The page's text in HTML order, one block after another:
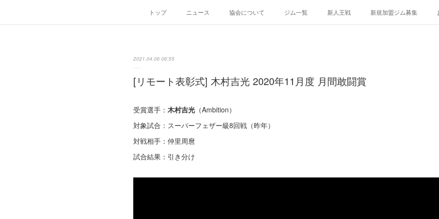
トップ ニュース 協会について ジム一覧 新人王戦 新規加盟ジム募集
2021.04.06 06:55
[リモート表彰式] 木村吉光 2020年11月度 月間敢闘賞
受賞選手： 木村吉光 （Ambition）
対象試合：スーパーフェザー級8回戦（昨年）
対戦相手：仲里周麿
試合結果：引き分け